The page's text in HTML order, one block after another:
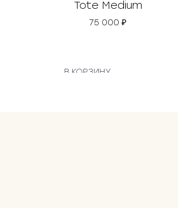
Tote Medium
75 000₽
В КОРЗИНУ